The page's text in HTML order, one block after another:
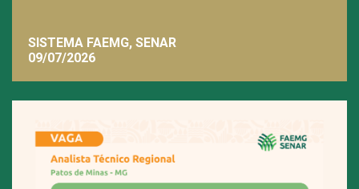
SISTEMA FAEMG, SENAR
09/07/2026